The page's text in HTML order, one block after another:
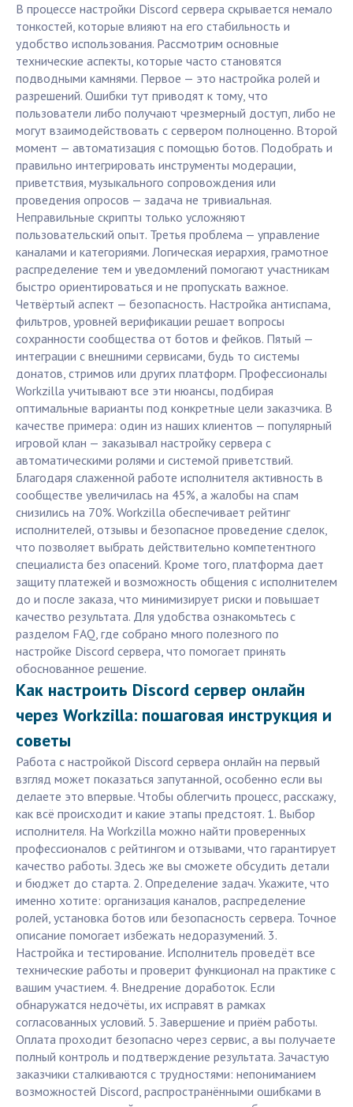
В процессе настройки Discord сервера скрывается немало
тонкостей, которые влияют на его стабильность и
удобство использования. Рассмотрим основные
технические аспекты, которые часто становятся
подводными камнями. Первое — это настройка ролей и
разрешений. Ошибки тут приводят к тому, что
пользователи либо получают чрезмерный доступ, либо не
могут взаимодействовать с сервером полноценно. Второй
момент — автоматизация с помощью ботов. Подобрать и
правильно интегрировать инструменты модерации,
приветствия, музыкального сопровождения или
проведения опросов — задача не тривиальная.
Неправильные скрипты только усложняют
пользовательский опыт. Третья проблема — управление
каналами и категориями. Логическая иерархия, грамотное
распределение тем и уведомлений помогают участникам
быстро ориентироваться и не пропускать важное.
Четвёртый аспект — безопасность. Настройка антиспама,
фильтров, уровней верификации решает вопросы
сохранности сообщества от ботов и фейков. Пятый —
интеграции с внешними сервисами, будь то системы
донатов, стримов или других платформ. Профессионалы
Workzilla учитывают все эти нюансы, подбирая
оптимальные варианты под конкретные цели заказчика. В
качестве примера: один из наших клиентов — популярный
игровой клан — заказывал настройку сервера с
автоматическими ролями и системой приветствий.
Благодаря слаженной работе исполнителя активность в
сообществе увеличилась на 45%, а жалобы на спам
снизились на 70%. Workzilla обеспечивает рейтинг
исполнителей, отзывы и безопасное проведение сделок,
что позволяет выбрать действительно компетентного
специалиста без опасений. Кроме того, платформа дает
защиту платежей и возможность общения с исполнителем
до и после заказа, что минимизирует риски и повышает
качество результата. Для удобства ознакомьтесь с
разделом FAQ, где собрано много полезного по
настройке Discord сервера, что помогает принять
обоснованное решение.
Как настроить Discord сервер онлайн
через Workzilla: пошаговая инструкция и
советы
Работа с настройкой Discord сервера онлайн на первый
взгляд может показаться запутанной, особенно если вы
делаете это впервые. Чтобы облегчить процесс, расскажу,
как всё происходит и какие этапы предстоят. 1. Выбор
исполнителя. На Workzilla можно найти проверенных
профессионалов с рейтингом и отзывами, что гарантирует
качество работы. Здесь же вы сможете обсудить детали
и бюджет до старта. 2. Определение задач. Укажите, что
именно хотите: организация каналов, распределение
ролей, установка ботов или безопасность сервера. Точное
описание помогает избежать недоразумений. 3.
Настройка и тестирование. Исполнитель проведёт все
технические работы и проверит функционал на практике с
вашим участием. 4. Внедрение доработок. Если
обнаружатся недочёты, их исправят в рамках
согласованных условий. 5. Завершение и приём работы.
Оплата проходит безопасно через сервис, а вы получаете
полный контроль и подтверждение результата. Зачастую
заказчики сталкиваются с трудностями: непониманием
возможностей Discord, распространёнными ошибками в